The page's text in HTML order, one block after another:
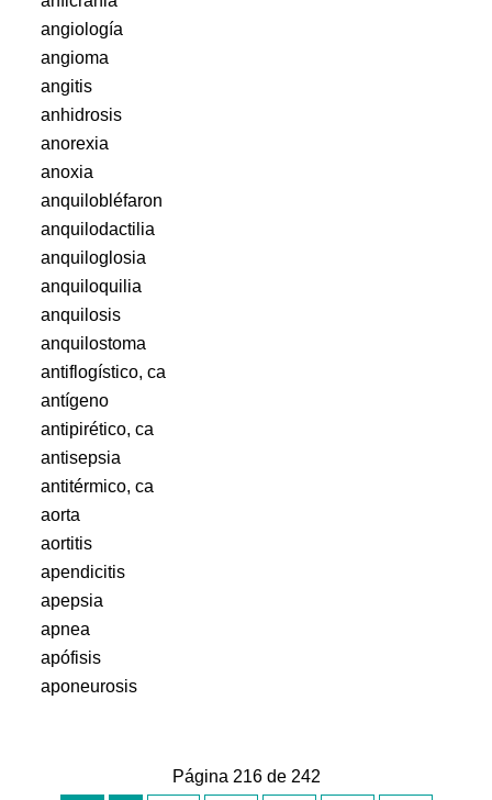
angiología
angioma
angitis
anhidrosis
anorexia
anoxia
anquilobléfaron
anquilodactilia
anquiloglosia
anquiloquilia
anquilosis
anquilostoma
antiflogístico, ca
antígeno
antipirético, ca
antisepsia
antitérmico, ca
aorta
aortitis
apendicitis
apepsia
apnea
apófisis
aponeurosis
Página 216 de 242